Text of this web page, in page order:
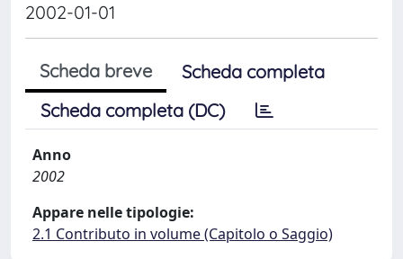
2002-01-01
Scheda breve
Scheda completa
Scheda completa (DC)
Anno
2002
Appare nelle tipologie:
2.1 Contributo in volume (Capitolo o Saggio)